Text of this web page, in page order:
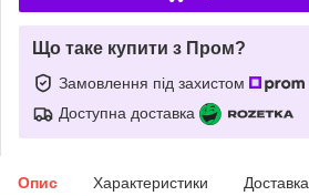
Що таке купити з Пром?
Замовлення під захистом
Доступна доставка
Опис Характеристики Доставка